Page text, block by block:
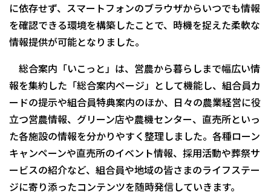
に依存せず、スマートフォンのブラウザからいつでも情報
を確認できる環境を構築したことで、時機を捉えた柔軟な
情報提供が可能となりました。
総合案内「いこっと」は、営農から暮らしまで幅広い情
報を集約した「総合案内ページ」として機能し、組合員カ
ードの提示や組合員特典案内のほか、日々の農業経営に役
立つ営農情報、グリーン店や農機センター、直売所といっ
た各施設の情報を分かりやすく整理しました。各種ローン
キャンペーンや直売所のイベント情報、採用活動や葬祭サ
ービスの紹介など、組合員や地域の皆さまのライフステー
ジに寄り添ったコンテンツを随時発信していきます。